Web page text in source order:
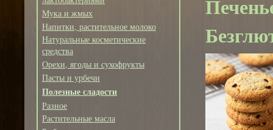
Мука и жмых
Напитки, растительное молоко
Натуральные косметические
средства
Орехи, ягоды и сухофрукты
Пасты и урбечи
Полезные сладости
Разное
Растительные масла